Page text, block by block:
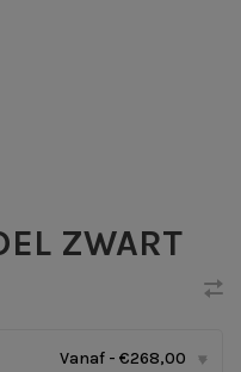
ZWART
Vanaf - €268,00 ▾